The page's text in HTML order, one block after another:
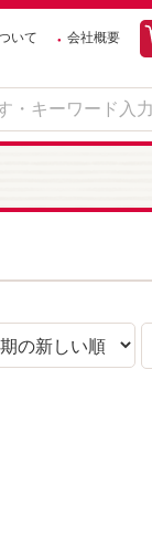
いて 会社概要